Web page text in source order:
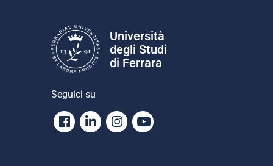
Università
degli Studi
di Ferrara
Seguici su
Facebook
LinkedinInstagram
Youtube